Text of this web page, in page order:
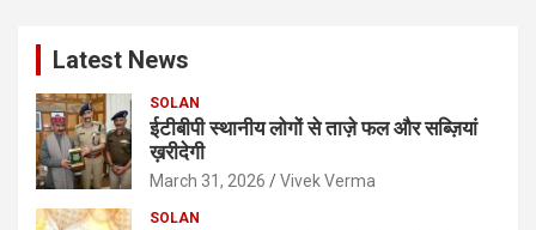
Latest News
SOLAN
ईटीबीपी स्थानीय लोगों से ताज़े फल और सब्ज़ियां
ख़रीदेगी
March 31, 2026 Vivek Verma
SOLAN